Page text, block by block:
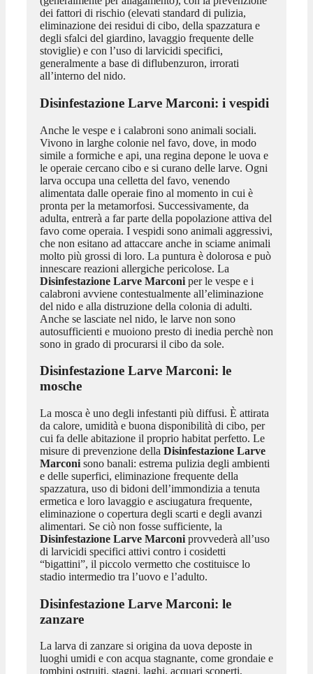
dei fattori di rischio (elevati standard di pulizia,
eliminazione dei residui di cibo, della spazzatura e
degli sfalci del giardino, lavaggio frequente delle
stoviglie) e con l’uso di larvicidi specifici,
generalmente a base di diflubenzuron, irrorati
all’interno del nido.
Disinfestazione Larve Marconi: i vespidi
Anche le vespe e i calabroni sono animali sociali.
Vivono in larghe colonie nel favo, dove, in modo
simile a formiche e api, una regina depone le uova e
le operaie cercano cibo e si curano delle larve. Ogni
larva occupa una celletta del favo, venendo
alimentata dalle operaie fino al momento in cui è
pronta per la metamorfosi. Successivamente, da
adulta, entrerà a far parte della popolazione attiva del
favo come operaia. I vespidi sono animali aggressivi,
che non esitano ad attaccare anche in sciame animali
molto più grossi di loro. La puntura è dolorosa e può
innescare reazioni allergiche pericolose. La
Disinfestazione Larve Marconiper le vespe e i
calabroni avviene contestualmente all’eliminazione
del nido e alla distruzione della colonia di adulti.
Anche se lasciate nel nido, le larve non sono
autosufficienti e muoiono presto di inedia perchè non
sono in grado di procurarsi il cibo da sole.
Disinfestazione Larve Marconi: le
mosche
La mosca è uno degli infestanti più diffusi. È attirata
da calore, umidità e buona disponibilità di cibo, per
cui fa delle abitazione il proprio habitat perfetto. Le
misure di prevenzione della Disinfestazione Larve
Marconisono banali: estrema pulizia degli ambienti
e delle superfici, eliminazione frequente della
spazzatura, uso di bidoni dell’immondizia a tenuta
ermetica e loro lavaggio e asciugatura frequente,
eliminazione o copertura degli scarti e degli avanzi
alimentari. Se ciò non fosse sufficiente, la
Disinfestazione Larve Marconiprovvederà all’uso
di larvicidi specifici attivi contro i cosidetti
“bigattini”, il piccolo vermetto che costituisce lo
stadio intermedio tra l’uovo e l’adulto.
Disinfestazione Larve Marconi: le
zanzare
La larva di zanzare si origina da uova deposte in
luoghi umidi e con acqua stagnante, come grondaie e
tombini ostruiti, stagni, laghi, acquari scoperti,